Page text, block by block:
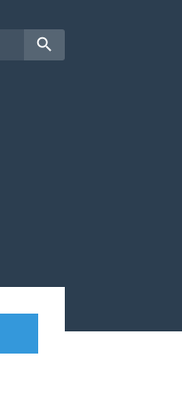
search